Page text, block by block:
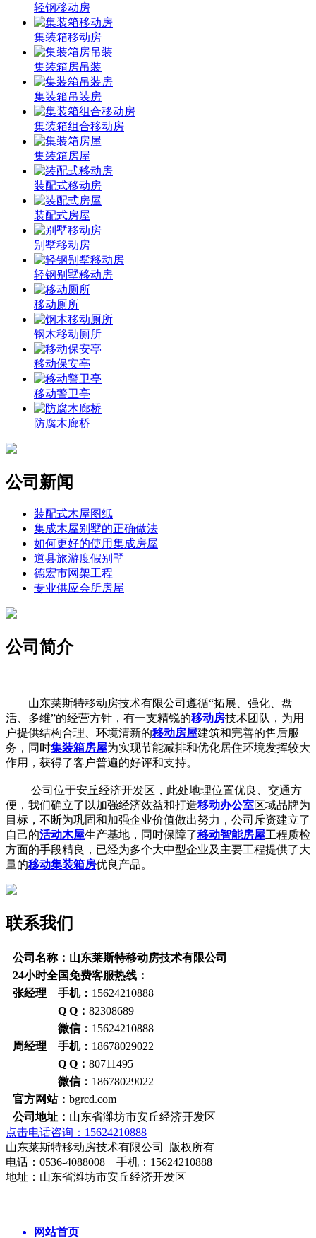
轻钢移动房
集装箱移动房
集装箱房吊装
集装箱吊装房
集装箱组合移动房
集装箱房屋
装配式移动房
装配式房屋
别墅移动房
轻钢别墅移动房
移动厕所
钢木移动厕所
移动保安亭
移动警卫亭
防腐木廊桥
公司新闻
装配式木屋图纸
集成木屋别墅的正确做法
如何更好的使用集成房屋
道县旅游度假别墅
德宏市网架工程
专业供应会所房屋
公司简介
山东莱斯特移动房技术有限公司遵循“拓展、强化、盘
活、多维”的经营方针，有一支精锐的移动房技术团队，为用
户提供结构合理、环境清新的移动房屋建筑和完善的售后服
务，同时集装箱房屋为实现节能减排和优化居住环境发挥较大
作用，获得了客户普遍的好评和支持。
公司位于安丘经济开发区，此处地理位置优良、交通方
便，我们确立了以加强经济效益和打造移动办公室区域品牌为
目标，不断为巩固和加强企业价值做出努力，公司斥资建立了
自己的活动木屋生产基地，同时保障了移动智能房屋工程质检
方面的手段精良，已经为多个大中型企业及主要工程提供了大
量的移动集装箱房优良产品。
联系我们
公司名称：山东莱斯特移动房技术有限公司
24小时全国免费客服热线：
张经理 手机： 15624210888
Q Q： 82308689
微信： 15624210888
周经理 手机： 18678029022
Q Q： 80711495
微信： 18678029022
官方网站： bgrcd.com
公司地址： 山东省潍坊市安丘经济开发区
点击电话咨询：15624210888
山东莱斯特移动房技术有限公司 版权所有
电话：0536-4088008 手机：15624210888
地址：山东省潍坊市安丘经济开发区
网站首页